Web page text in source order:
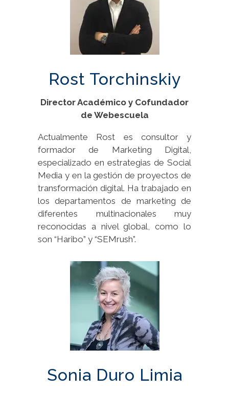
Rost Torchinskiy
Director Académico y Cofundador
de Webescuela
Actualmente Rost es consultor y
formador de Marketing Digital,
especializado en estrategias de Social
Media y en la gestión de proyectos de
transformación digital. Ha trabajado en
los departamentos de marketing de
diferentes multinacionales muy
reconocidas a nivel global, como lo
son “Haribo” y “SEMrush”.
Sonia Duro Limia